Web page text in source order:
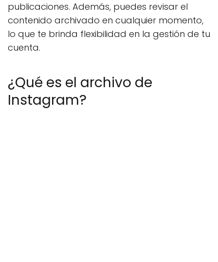
publicaciones. Además, puedes revisar el
contenido archivado en cualquier momento,
lo que te brinda flexibilidad en la gestión de tu
cuenta.
¿Qué es el archivo de
Instagram?